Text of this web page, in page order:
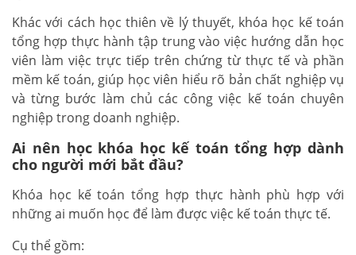
Khác với cách học thiên về lý thuyết, khóa học kế toán
tổng hợp thực hành tập trung vào việc hướng dẫn học
viên làm việc trực tiếp trên chứng từ thực tế và phần
mềm kế toán, giúp học viên hiểu rõ bản chất nghiệp vụ
và từng bước làm chủ các công việc kế toán chuyên
nghiệp trong doanh nghiệp.
Ai nên học khóa học kế toán tổng hợp dành
cho người mới bắt đầu?
Khóa học kế toán tổng hợp thực hành phù hợp với
những ai muốn học để làm được việc kế toán thực tế.
Cụ thể gồm: